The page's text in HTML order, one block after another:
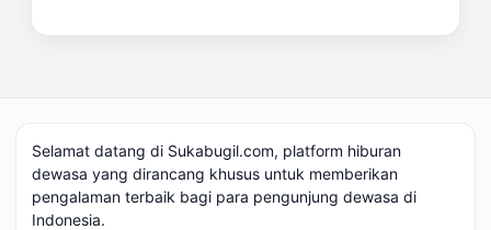
Selamat datang di Sukabugil.com, platform hiburan
dewasa yang dirancang khusus untuk memberikan
pengalaman terbaik bagi para pengunjung dewasa di
Indonesia.